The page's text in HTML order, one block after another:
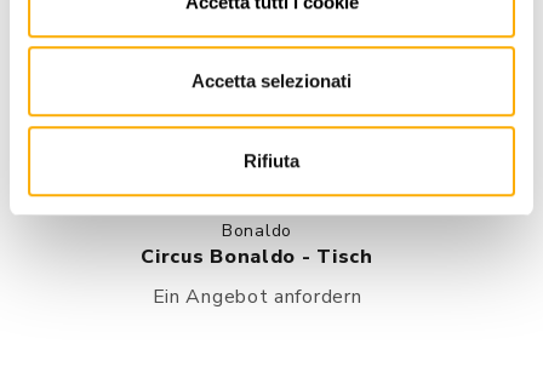
Accetta selezionati
Rifiuta
Bonaldo
Circus Bonaldo - Tisch
Ein Angebot anfordern